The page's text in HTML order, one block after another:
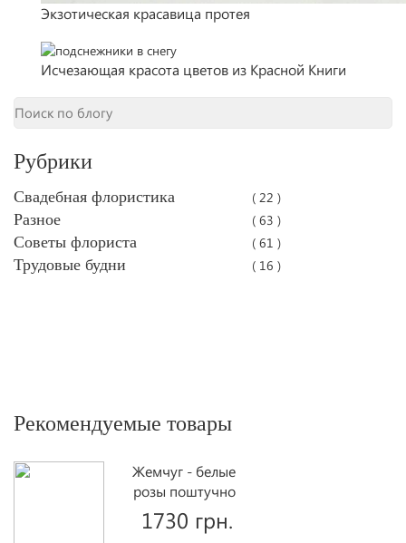
Экзотическая красавица протея
Исчезающая красота цветов из Красной Книги
Рубрики
Свадебная флористика ( 22 )
Разное ( 63 )
Советы флориста ( 61 )
Трудовые будни ( 16 )
Рекомендуемые товары
Жемчуг - белые
розы поштучно
1730 грн.